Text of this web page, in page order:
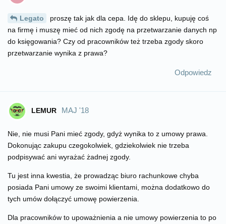
Legato
proszę tak jak dla cepa. Idę do sklepu, kupuję coś
na firmę i muszę mieć od nich zgodę na przetwarzanie danych np
do księgowania? Czy od pracowników też trzeba zgody skoro
przetwarzanie wynika z prawa?
Odpowiedz
LEMUR MAJ '18
Nie, nie musi Pani mieć zgody, gdyż wynika to z umowy prawa.
Dokonując zakupu czegokolwiek, gdziekolwiek nie trzeba
podpisywać ani wyrażać żadnej zgody.
Tu jest inna kwestia, że prowadząc biuro rachunkowe chyba
posiada Pani umowy ze swoimi klientami, można dodatkowo do
tych umów dołączyć umowę powierzenia.
Dla pracowników to upoważnienia a nie umowy powierzenia to po